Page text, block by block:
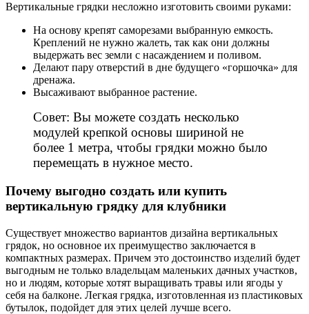
Вертикальные грядки несложно изготовить своими руками:
На основу крепят саморезами выбранную емкость.
Креплений не нужно жалеть, так как они должны
выдержать вес земли с насаждением и поливом.
Делают пару отверстий в дне будущего «горшочка» для
дренажа.
Высаживают выбранное растение.
Совет: Вы можете создать несколько
модулей крепкой основы шириной не
более 1 метра, чтобы грядки можно было
перемещать в нужное место.
Почему выгодно создать или купить
вертикальную грядку для клубники
Существует множество вариантов дизайна вертикальных
грядок, но основное их преимущество заключается в
компактных размерах. Причем это достоинство изделий будет
выгодным не только владельцам маленьких дачных участков,
но и людям, которые хотят выращивать травы или ягоды у
себя на балконе. Легкая грядка, изготовленная из пластиковых
бутылок, подойдет для этих целей лучше всего.